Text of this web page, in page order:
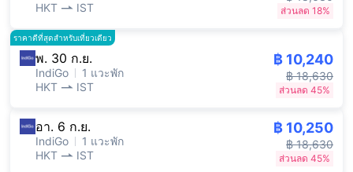
HKT
IST ส่วนลด 18%
ราคาดีที่สุดสำหรับเที่ยวเดียว
พ. 30 ก.ย.
IndiGo
1 แวะพัก
HKT
IST
฿ 10,240
฿ 18,630
ส่วนลด 45%
อา. 6 ก.ย.
IndiGo
1 แวะพัก
HKT
IST
฿ 10,250
฿ 18,630
ส่วนลด 45%